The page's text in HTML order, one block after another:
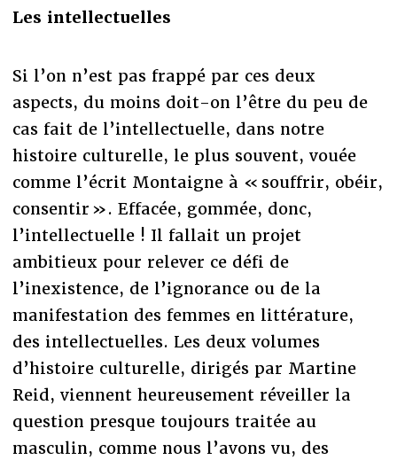
Les intellectuelles
Si l’on n’est pas frappé par ces deux
aspects, du moins doit-on l’être du peu de
cas fait de l’intellectuelle, dans notre
histoire culturelle, le plus souvent, vouée
comme l’écrit Montaigne à « souffrir, obéir,
consentir ». Effacée, gommée, donc,
l’intellectuelle ! Il fallait un projet
ambitieux pour relever ce défi de
l’inexistence, de l’ignorance ou de la
manifestation des femmes en littérature,
des intellectuelles. Les deux volumes
d’histoire culturelle, dirigés par Martine
Reid, viennent heureusement réveiller la
question presque toujours traitée au
masculin, comme nous l’avons vu, des